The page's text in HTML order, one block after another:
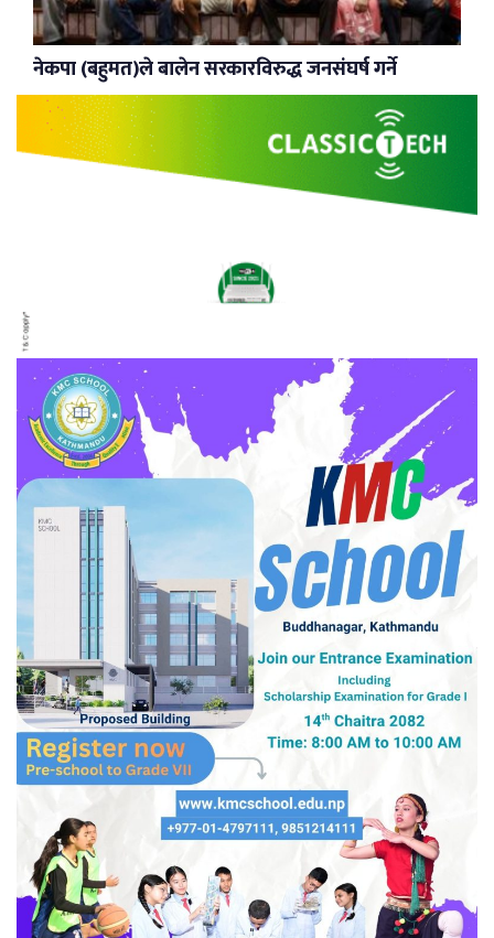
नेकपा (बहुमत)ले बालेन सरकारविरुद्ध जनसंघर्ष गर्ने